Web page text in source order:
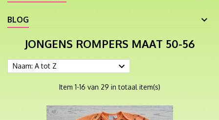
BLOG
JONGENS ROMPERS MAAT 50-56
Naam: A tot Z 
Item 1-16 van 29 in totaal item(s)